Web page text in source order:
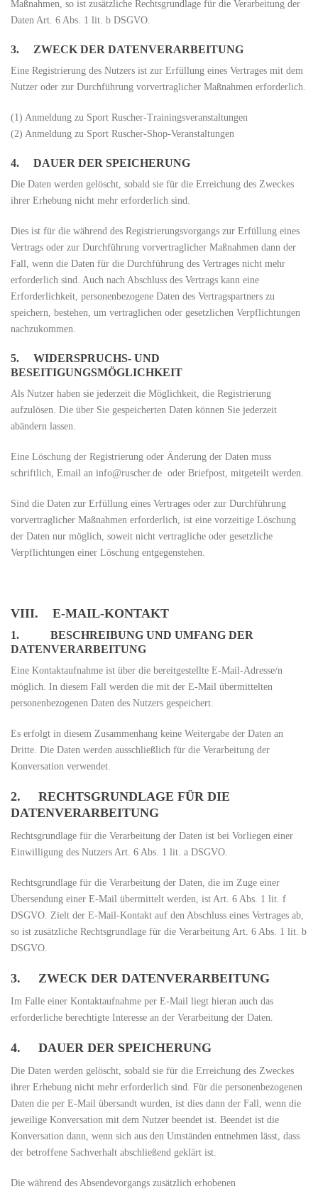
Maßnahmen, so ist zusätzliche Rechtsgrundlage für die Verarbeitung der
Daten Art. 6 Abs. 1 lit. b DSGVO.
3. ZWECK DER DATENVERARBEITUNG
Eine Registrierung des Nutzers ist zur Erfüllung eines Vertrages mit dem
Nutzer oder zur Durchführung vorvertraglicher Maßnahmen erforderlich.
(1) Anmeldung zu Sport Ruscher-Trainingsveranstaltungen
(2) Anmeldung zu Sport Ruscher-Shop-Veranstaltungen
4. DAUER DER SPEICHERUNG
Die Daten werden gelöscht, sobald sie für die Erreichung des Zweckes
ihrer Erhebung nicht mehr erforderlich sind.
Dies ist für die während des Registrierungsvorgangs zur Erfüllung eines
Vertrags oder zur Durchführung vorvertraglicher Maßnahmen dann der
Fall, wenn die Daten für die Durchführung des Vertrages nicht mehr
erforderlich sind. Auch nach Abschluss des Vertrags kann eine
Erforderlichkeit, personenbezogene Daten des Vertragspartners zu
speichern, bestehen, um vertraglichen oder gesetzlichen Verpflichtungen
nachzukommen.
5. WIDERSPRUCHS- UND
BESEITIGUNGSMÖGLICHKEIT
Als Nutzer haben sie jederzeit die Möglichkeit, die Registrierung
aufzulösen. Die über Sie gespeicherten Daten können Sie jederzeit
abändern lassen.
Eine Löschung der Registrierung oder Änderung der Daten muss
schriftlich, Email an info@ruscher.de oder Briefpost, mitgeteilt werden.
Sind die Daten zur Erfüllung eines Vertrages oder zur Durchführung
vorvertraglicher Maßnahmen erforderlich, ist eine vorzeitige Löschung
der Daten nur möglich, soweit nicht vertragliche oder gesetzliche
Verpflichtungen einer Löschung entgegenstehen.
VIII. E-MAIL-KONTAKT
1. BESCHREIBUNG UND UMFANG DER
DATENVERARBEITUNG
Eine Kontaktaufnahme ist über die bereitgestellte E-Mail-Adresse/n
möglich. In diesem Fall werden die mit der E-Mail übermittelten
personenbezogenen Daten des Nutzers gespeichert.
Es erfolgt in diesem Zusammenhang keine Weitergabe der Daten an
Dritte. Die Daten werden ausschließlich für die Verarbeitung der
Konversation verwendet.
2. RECHTSGRUNDLAGE FÜR DIE
DATENVERARBEITUNG
Rechtsgrundlage für die Verarbeitung der Daten ist bei Vorliegen einer
Einwilligung des Nutzers Art. 6 Abs. 1 lit. a DSGVO.
Rechtsgrundlage für die Verarbeitung der Daten, die im Zuge einer
Übersendung einer E-Mail übermittelt werden, ist Art. 6 Abs. 1 lit. f
DSGVO. Zielt der E-Mail-Kontakt auf den Abschluss eines Vertrages ab,
so ist zusätzliche Rechtsgrundlage für die Verarbeitung Art. 6 Abs. 1 lit. b
DSGVO.
3. ZWECK DER DATENVERARBEITUNG
Im Falle einer Kontaktaufnahme per E-Mail liegt hieran auch das
erforderliche berechtigte Interesse an der Verarbeitung der Daten.
4. DAUER DER SPEICHERUNG
Die Daten werden gelöscht, sobald sie für die Erreichung des Zweckes
ihrer Erhebung nicht mehr erforderlich sind. Für die personenbezogenen
Daten die per E-Mail übersandt wurden, ist dies dann der Fall, wenn die
jeweilige Konversation mit dem Nutzer beendet ist. Beendet ist die
Konversation dann, wenn sich aus den Umständen entnehmen lässt, dass
der betroffene Sachverhalt abschließend geklärt ist.
Die während des Absendevorgangs zusätzlich erhobenen